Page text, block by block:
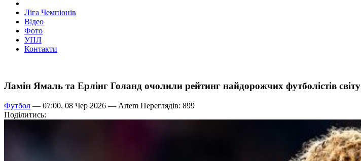
Ліга Чемпіонів
Відео
Фото
УПЛ
Контакти
Ламін Ямаль та Ерлінг Голанд очолили рейтинг найдорожчих футболістів світу
Футбол — 07:00, 08 Чер 2026 — Artem Переглядів: 899
Поділитись: